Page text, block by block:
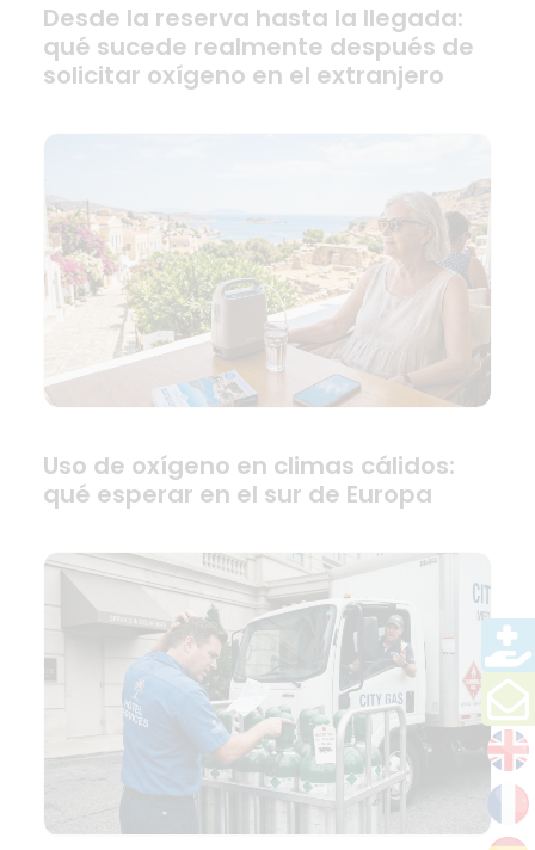
Desde la reserva hasta la llegada:
qué sucede realmente después de
solicitar oxígeno en el extranjero
Uso de oxígeno en climas cálidos:
qué esperar en el sur de Europa